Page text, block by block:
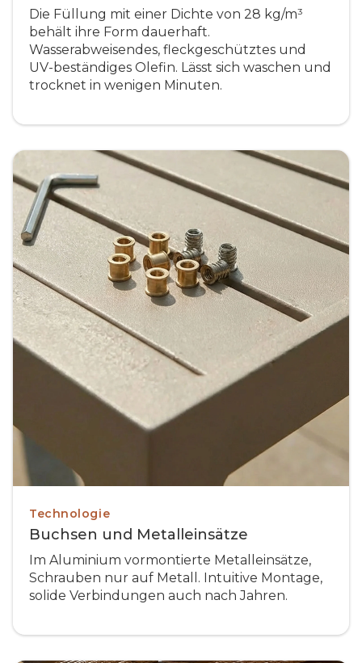
Die Füllung mit einer Dichte von 28 kg/m³
behält ihre Form dauerhaft.
Wasserabweisendes, fleckgeschütztes und
UV-beständiges Olefin. Lässt sich waschen und
trocknet in wenigen Minuten.
Technologie
Buchsen und Metalleinsätze
Im Aluminium vormontierte Metalleinsätze,
Schrauben nur auf Metall. Intuitive Montage,
solide Verbindungen auch nach Jahren.